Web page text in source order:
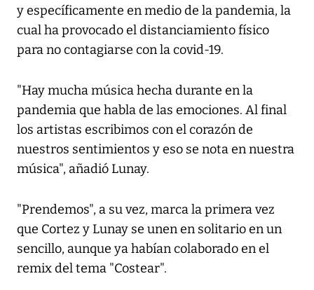
y específicamente en medio de la pandemia, la
cual ha provocado el distanciamiento físico
para no contagiarse con la covid-19.
"Hay mucha música hecha durante en la
pandemia que habla de las emociones. Al final
los artistas escribimos con el corazón de
nuestros sentimientos y eso se nota en nuestra
música", añadió Lunay.
"Prendemos", a su vez, marca la primera vez
que Cortez y Lunay se unen en solitario en un
sencillo, aunque ya habían colaborado en el
remix del tema "Costear".